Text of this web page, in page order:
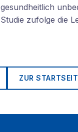
gesundheitlich
Studie zufolge die
ZUR